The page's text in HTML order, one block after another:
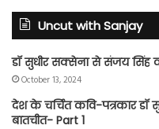
Uncut with Sanjay
डॉ सुधीर सक्सेना से संजय सिंह
October 13, 2024
देश के चर्चित कवि-पत्रकार
बातचीत- Part 1